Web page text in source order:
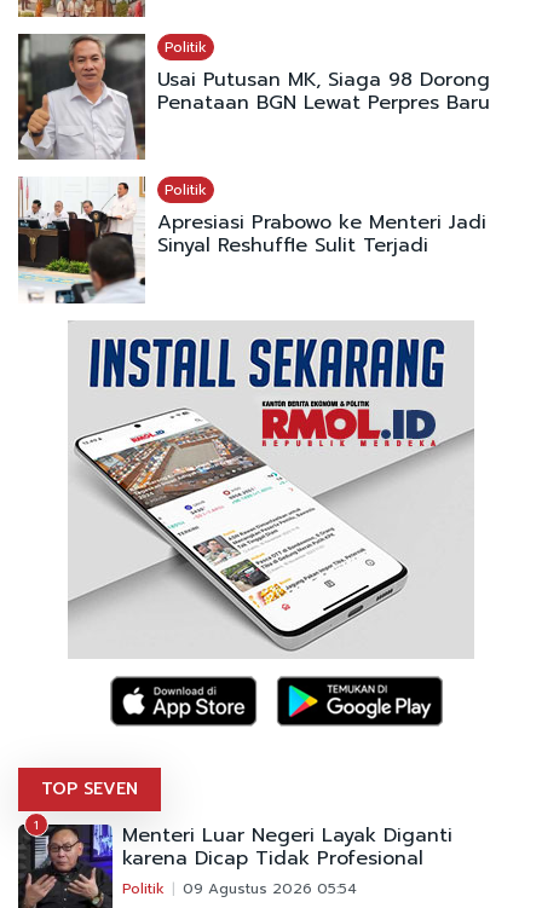
Politik
Usai Putusan MK, Siaga 98 Dorong
Penataan BGN Lewat Perpres Baru
Politik
Apresiasi Prabowo ke Menteri Jadi
Sinyal Reshuffle Sulit Terjadi
TOP SEVEN
1 Menteri Luar Negeri Layak Diganti
karena Dicap Tidak Profesional
Politik 09 Agustus 2026 05:54